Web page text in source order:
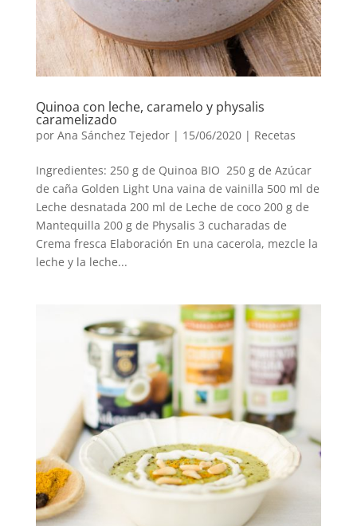
Quinoa con leche, caramelo y physalis
caramelizado
por Ana Sánchez Tejedor| 15/06/2020 | Recetas
Ingredientes: 250 g de Quinoa BIO 250 g de Azúcar
de caña Golden Light Una vaina de vainilla 500 ml de
Leche desnatada 200 ml de Leche de coco 200 g de
Mantequilla 200 g de Physalis 3 cucharadas de
Crema fresca Elaboración En una cacerola, mezcle la
leche y la leche...